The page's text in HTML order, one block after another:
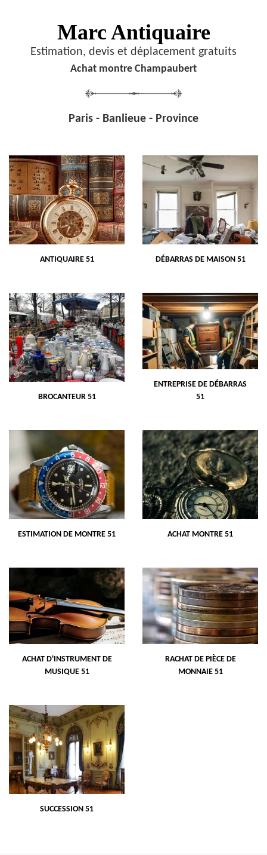
Marc Antiquaire
Estimation, devis et déplacement gratuits
Achat montre Champaubert
Paris - Banlieue - Province
ANTIQUAIRE 51 DÉBARRAS DE MAISON 51
BROCANTEUR 51
ENTREPRISE DE DÉBARRAS
51
ESTIMATION DE MONTRE 51 ACHAT MONTRE 51
ACHAT D'INSTRUMENT DE
MUSIQUE 51
RACHAT DE PIÈCE DE
MONNAIE 51
SUCCESSION 51